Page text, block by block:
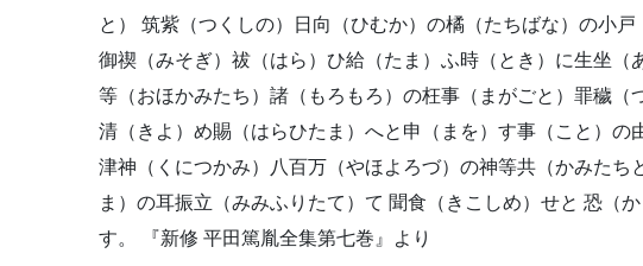
と） 筑紫（つくしの）日向（ひむか）の橘（たちばな）の小
御禊（みそぎ）祓（はら）ひ給（たま）ふ時（とき）に生坐（
等（おほかみたち）諸（もろもろ）の枉事（まがごと）罪穢（
清（きよ）め賜（はらひたま）へと申（まを）す事（こと）の
津神（くにつかみ）八百万（やほよろづ）の神等共（かみたち
ま）の耳振立（みみふりたて）て 聞食（きこしめ）せと 恐（
す。 『新修 平田篤胤全集第七巻』より